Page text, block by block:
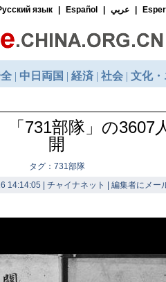
「731部隊」の3607
開
タグ：731部隊
14:14:05 | チャイナネット | 編集者にメー